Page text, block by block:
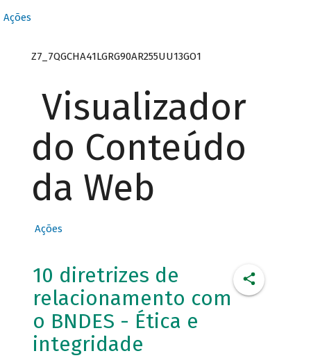
Ações
Z7_7QGCHA41LGRG90AR255UU13GO1
Visualizador
do Conteúdo
da Web
Ações
10 diretrizes de
relacionamento com
o BNDES - Ética e
integridade